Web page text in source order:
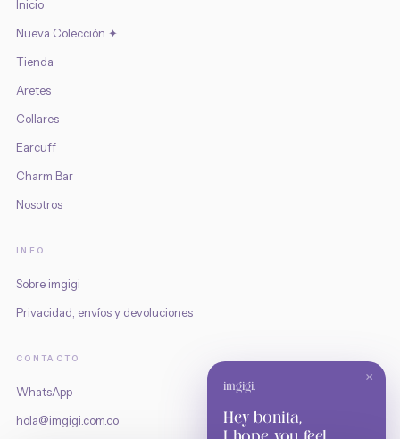
Inicio
Nueva Colección ✦
Tienda
Aretes
Collares
Earcuff
Charm Bar
Nosotros
INFO
Sobre imgigi
Privacidad, envíos y devoluciones
CONTACTO
WhatsApp
hola@imgigi.com.co
imgigi.
Hey bonita,
×